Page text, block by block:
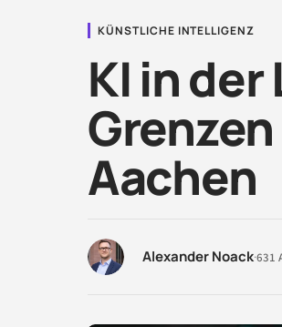
KÜNSTLICHE INTELLIGENZ
KI in
Aachen
Alexander Noack·631